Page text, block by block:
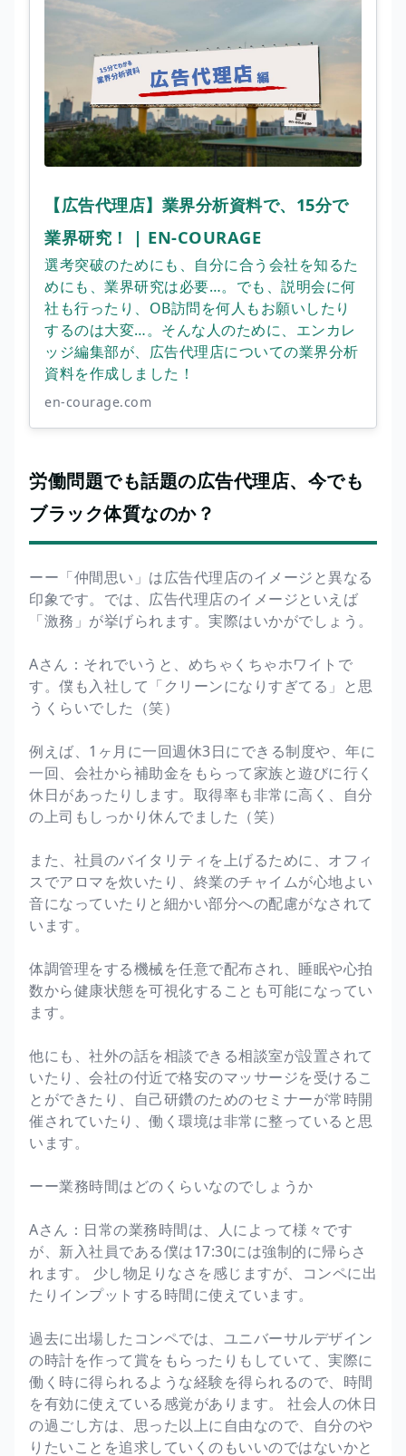
【広告代理店】業界分析資料で、15分で
業界研究！ | EN-COURAGE
選考突破のためにも、自分に合う会社を知るた
めにも、業界研究は必要…。でも、説明会に何
社も行ったり、OB訪問を何人もお願いしたり
するのは大変…。そんな人のために、エンカレ
ッジ編集部が、広告代理店についての業界分析
資料を作成しました！
en-courage.com
労働問題でも話題の広告代理店、今でも
ブラック体質なのか？
ーー「仲間思い」は広告代理店のイメージと異なる
印象です。では、広告代理店のイメージといえば
「激務」が挙げられます。実際はいかがでしょう。
Aさん：それでいうと、めちゃくちゃホワイトで
す。僕も入社して「クリーンになりすぎてる」と思
うくらいでした（笑）
例えば、1ヶ月に一回週休3日にできる制度や、年に
一回、会社から補助金をもらって家族と遊びに行く
休日があったりします。取得率も非常に高く、自分
の上司もしっかり休んでました（笑）
また、社員のバイタリティを上げるために、オフィ
スでアロマを炊いたり、終業のチャイムが心地よい
音になっていたりと細かい部分への配慮がなされて
います。
体調管理をする機械を任意で配布され、睡眠や心拍
数から健康状態を可視化することも可能になってい
ます。
他にも、社外の話を相談できる相談室が設置されて
いたり、会社の付近で格安のマッサージを受けるこ
とができたり、自己研鑽のためのセミナーが常時開
催されていたり、働く環境は非常に整っていると思
います。
ーー業務時間はどのくらいなのでしょうか
Aさん：日常の業務時間は、人によって様々です
が、新入社員である僕は17:30には強制的に帰らさ
れます。 少し物足りなさを感じますが、コンペに出
たりインプットする時間に使えています。
過去に出場したコンペでは、ユニバーサルデザイン
の時計を作って賞をもらったりもしていて、実際に
働く時に得られるような経験を得られるので、時間
を有効に使えている感覚があります。 社会人の休日
の過ごし方は、思った以上に自由なので、自分のや
りたいことを追求していくのもいいのではないかと